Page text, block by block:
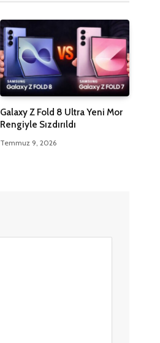
Galaxy Z Fold 8 Ultra Yeni Mor
Rengiyle Sızdırıldı
Temmuz 9, 2026